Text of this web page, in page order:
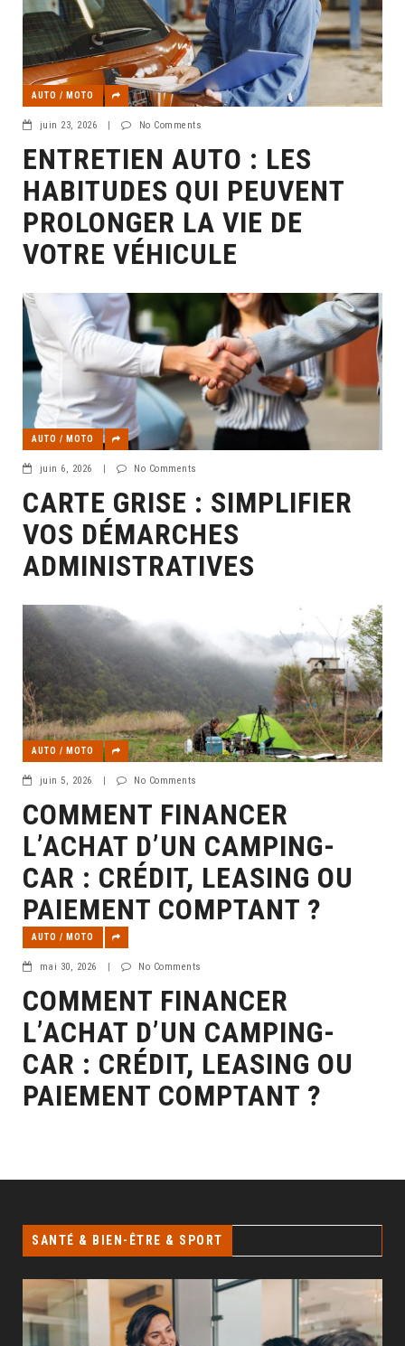
AUTO / MOTO
juin 23, 2026 | No Comments
ENTRETIEN AUTO : LES
HABITUDES QUI PEUVENT
PROLONGER LA VIE DE
VOTRE VÉHICULE
AUTO / MOTO
juin 6, 2026 | No Comments
CARTE GRISE : SIMPLIFIER
VOS DÉMARCHES
ADMINISTRATIVES
AUTO / MOTO
juin 5, 2026 No Comments
COMMENT FINANCER
L’ACHAT D’UN CAMPING-
CAR : CRÉDIT, LEASING OU
PAIEMENT COMPTANT ?
AUTO / MOTO
mai 30, 2026 No Comments
COMMENT FINANCER
L’ACHAT D’UN CAMPING-
CAR : CRÉDIT, LEASING OU
PAIEMENT COMPTANT ?
SANTÉ & BIEN-ÊTRE & SPORT